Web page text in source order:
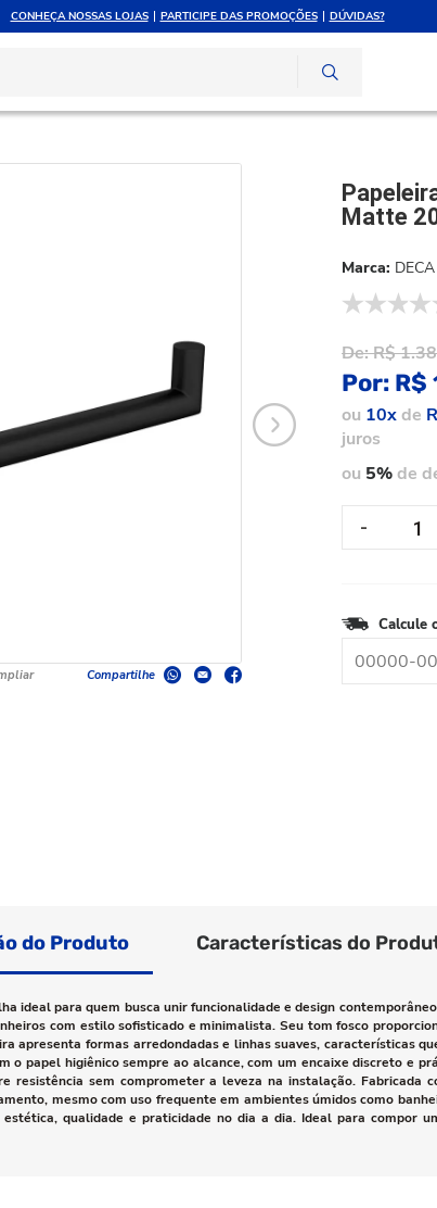
CONHEÇA NOSSAS LOJAS PARTICIPE DAS PROMOÇÕES DÚVIDAS?
JUROS ATENDIMENTO
Compartilhe
Matte
DECA
De:R$
Por: R$
ou 10xde
juros
ou 5%de
Calcule
do Produto Características do
ideal para quem busca unir funcionalidade e design
com estilo sofisticado e minimalista. Seu tom fosco
apresenta formas arredondadas e linhas suaves, características
o papel higiênico sempre ao alcance, com um encaixe discreto e
resistência sem comprometer a leveza na instalação. Fabricada
mesmo com uso frequente em ambientes úmidos como
qualidade e praticidade no dia a dia. Ideal para compor